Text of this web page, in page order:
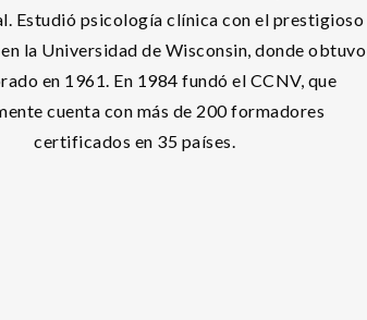
Estudió psicología clínica con el prestigioso
la Universidad de Wisconsin, donde obtuvo
en 1961. En 1984 fundó el CCNV, que
cuenta con más de 200 formadores
certificados en 35 países.